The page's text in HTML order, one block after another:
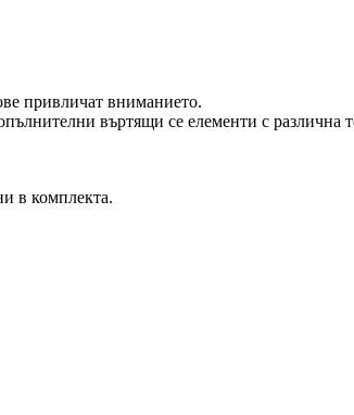
привличат вниманието.
въртящи се елементи с различна
в комплекта.